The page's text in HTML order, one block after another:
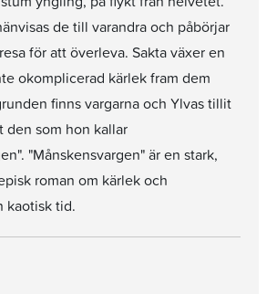
de till varandra och påbörjar
för att överleva. Sakta växer en
okomplicerad kärlek fram dem
finns vargarna och Ylvas tillit
den som hon kallar
"Månskensvargen" är en stark,
roman om kärlek och
kaotisk tid.